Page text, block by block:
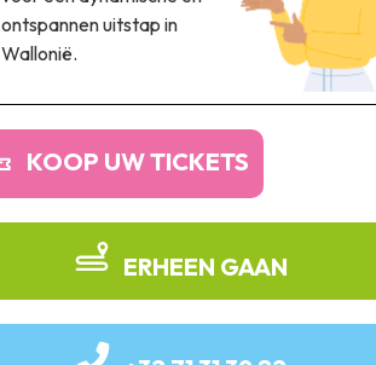
ontspannen uitstap in
Wallonië.
KOOP UW TICKETS
ERHEEN GAAN